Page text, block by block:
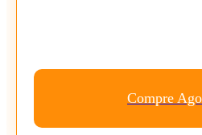
Compre